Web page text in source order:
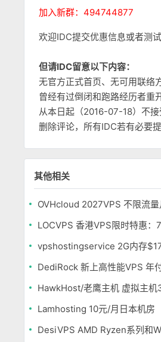
加入新群：494744877
欢迎IDC提交优惠信息或者测
但请IDC留意以下内容：
无官方正式首页、无可用联络
曾经有过倒闭和跑路经历者重
从本日起（2016-07-18）不
删除评论，所有IDC若有必要
其他相关
OVHcloud 2027VPS 不限流
vpshostingservice 2G内存
Lamhosting 10元/月日本机房